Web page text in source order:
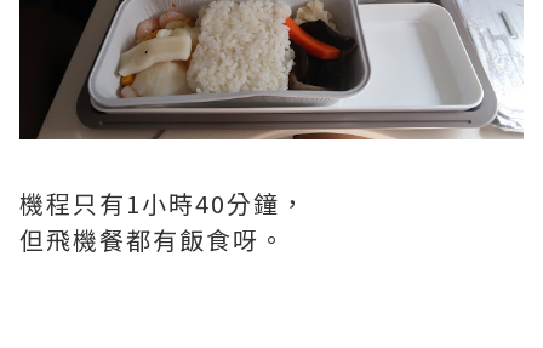
機程只有1小時40分鐘，
但飛機餐都有飯食呀。